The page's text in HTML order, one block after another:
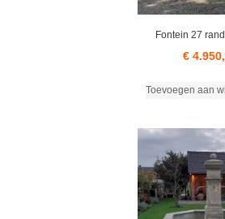
Fontein 27
€
Toevoegen aan